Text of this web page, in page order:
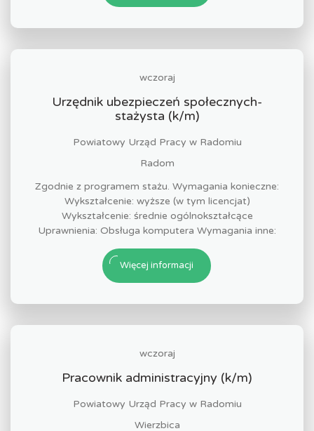
wczoraj
Urzędnik ubezpieczeń społecznych-
stażysta (k/m)
Powiatowy Urząd Pracy w Radomiu
Radom
Zgodnie z programem stażu. Wymagania konieczne:
Wykształcenie: wyższe (w tym licencjat)
Wykształcenie: średnie ogólnokształcące
Uprawnienia: Obsługa komputera Wymagania inne:
Więcej informacji
wczoraj
Pracownik administracyjny (k/m)
Powiatowy Urząd Pracy w Radomiu
Wierzbica